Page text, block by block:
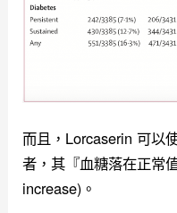
而且，Lorcaserin 可以
者，其『血糖落在正常
increase)。